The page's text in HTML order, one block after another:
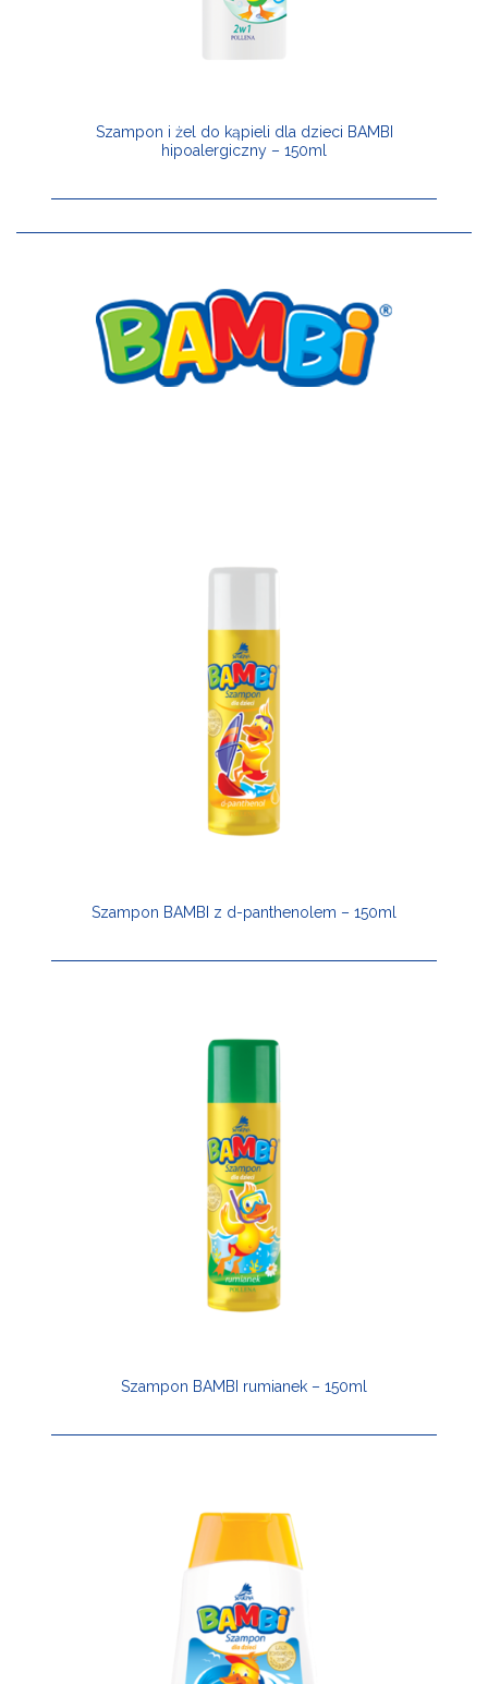
Szampon i żel do kąpieli dla dzieci BAMBI
hipoalergiczny – 150ml
Szampon BAMBI z d-panthenolem – 150ml
Szampon BAMBI rumianek – 150ml